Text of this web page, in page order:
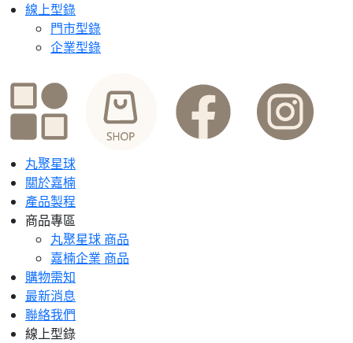
線上型錄
門市型錄
企業型錄
丸聚星球
關於嘉楠
產品製程
商品專區
丸聚星球 商品
嘉楠企業 商品
購物需知
最新消息
聯絡我們
線上型錄